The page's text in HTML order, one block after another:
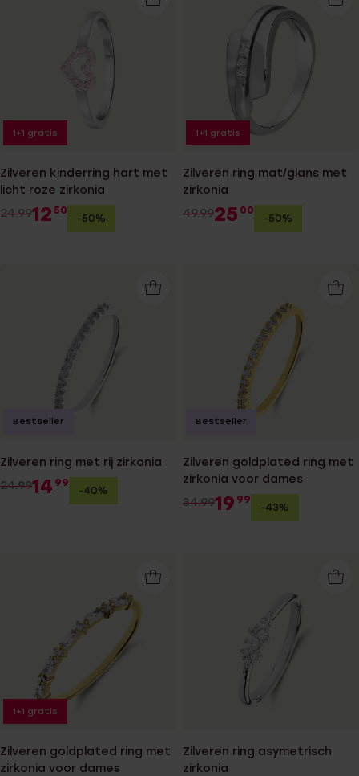
Zilveren kinderring hart met
licht roze zirkonia
24.9912 50
-50%
1+1 gratis
Zilveren ring mat/glans met
zirkonia
49.9925 00
-50%
1+1 gratis
Zilveren ring met rij zirkonia
24.9914 99
-40%
Bestseller
Zilveren goldplated ring met
zirkonia voor dames
34.9919 99
-43%
Bestseller
Zilveren goldplated ring met
zirkonia voor dames
1+1 gratis
Zilveren ring asymetrisch
zirkonia